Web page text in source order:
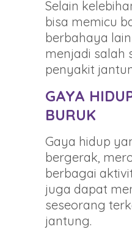
Selain
bisa memicu
berbahaya
menjadi salah
penyakit
GAYA
BURUK
Gaya hidup
bergerak,
berbagai
juga dapat
seseorang
jantung.